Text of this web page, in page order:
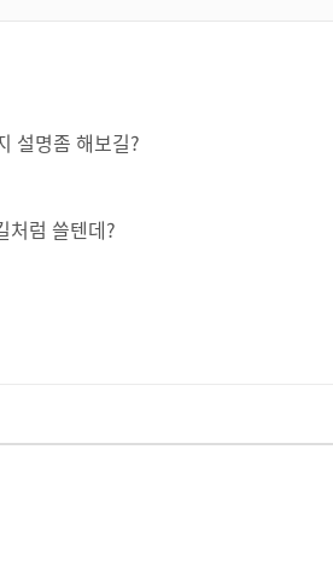
설명좀 해보길?
처럼 쓸텐데?